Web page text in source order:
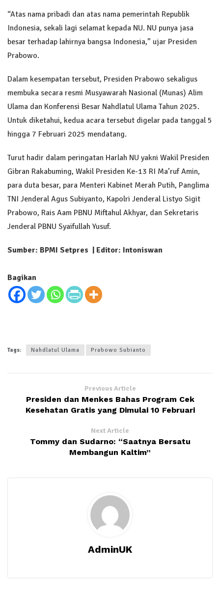
“Atas nama pribadi dan atas nama pemerintah Republik
Indonesia, sekali lagi selamat kepada NU. NU punya jasa
besar terhadap lahirnya bangsa Indonesia,” ujar Presiden
Prabowo.
Dalam kesempatan tersebut, Presiden Prabowo sekaligus
membuka secara resmi Musyawarah Nasional (Munas) Alim
Ulama dan Konferensi Besar Nahdlatul Ulama Tahun 2025.
Untuk diketahui, kedua acara tersebut digelar pada tanggal 5
hingga 7 Februari 2025 mendatang.
Turut hadir dalam peringatan Harlah NU yakni Wakil Presiden
Gibran Rakabuming, Wakil Presiden Ke-13 RI Ma’ruf Amin,
para duta besar, para Menteri Kabinet Merah Putih, Panglima
TNI Jenderal Agus Subiyanto, Kapolri Jenderal Listyo Sigit
Prabowo, Rais Aam PBNU Miftahul Akhyar, dan Sekretaris
Jenderal PBNU Syaifullah Yusuf.
Sumber: BPMI Setpres | Editor: Intoniswan
Bagikan
Tags: Nahdlatul Ulama Prabowo Subianto
Previous Article
Presiden dan Menkes Bahas Program Cek
Kesehatan Gratis yang Dimulai 10 Februari
Next Article
Tommy dan Sudarno: “Saatnya Bersatu
Membangun Kaltim”
AdminUK